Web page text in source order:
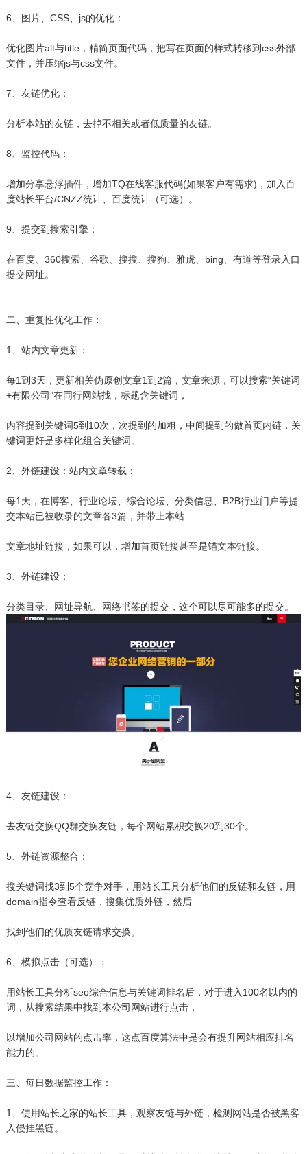
6、图片、CSS、js的优化：
优化图片alt与title，精简页面代码，把写在页面的样式转移到css外部
文件，并压缩js与css文件。
7、友链优化：
分析本站的友链，去掉不相关或者低质量的友链。
8、监控代码：
增加分享悬浮插件，增加TQ在线客服代码(如果客户有需求)，加入百
度站长平台/CNZZ统计、百度统计（可选）。
9、提交到搜索引擎：
在百度、360搜索、谷歌、搜搜、搜狗、雅虎、bing、有道等登录入口
提交网址。
二、重复性优化工作：
1、站内文章更新：
每1到3天，更新相关伪原创文章1到2篇，文章来源，可以搜索“关键词
+有限公司”在同行网站找，标题含关键词，
内容提到关键词5到10次，次提到的加粗，中间提到的做首页内链，关
键词更好是多样化组合关键词。
2、外链建设：站内文章转载：
每1天，在博客、行业论坛、综合论坛、分类信息、B2B行业门户等提
交本站已被收录的文章各3篇，并带上本站
文章地址链接，如果可以，增加首页链接甚至是锚文本链接。
3、外链建设：
分类目录、网址导航、网络书签的提交，这个可以尽可能多的提交。
4、友链建设：
去友链交换QQ群交换友链，每个网站累积交换20到30个。
5、外链资源整合：
搜关键词找3到5个竞争对手，用站长工具分析他们的反链和友链，用
domain指令查看反链，搜集优质外链，然后
找到他们的优质友链请求交换。
6、模拟点击（可选）：
用站长工具分析seo综合信息与关键词排名后，对于进入100名以内的
词，从搜索结果中找到本公司网站进行点击，
以增加公司网站的点击率，这点百度算法中是会有提升网站相应排名
能力的。
三、每日数据监控工作：
1、使用站长之家的站长工具，观察友链与外链，检测网站是否被黑客
入侵挂黑链。